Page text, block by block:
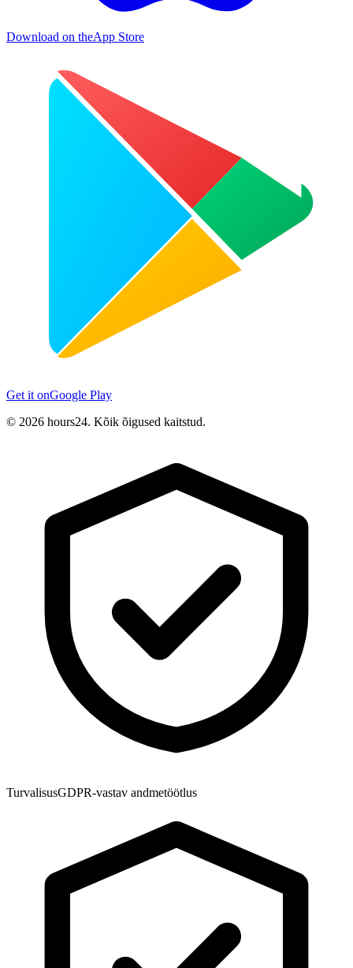
Download on theApp Store
Get it onGoogle Play
© 2026 hours24. Kõik õigused kaitstud.
TurvalisusGDPR-vastav andmetöötlus